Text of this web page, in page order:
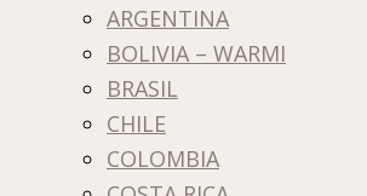
ARGENTINA
BOLIVIA – WARMI
BRASIL
CHILE
COLOMBIA